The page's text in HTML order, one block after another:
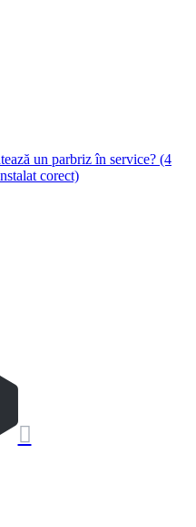
un parbriz în service? (4
corect)
